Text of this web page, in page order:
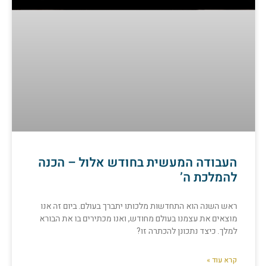
העבודה המעשית בחודש אלול – הכנה
להמלכת ה’
ראש השנה הוא התחדשות מלכותו יתברך בעולם. ביום זה אנו
מוצאים את עצמנו בעולם מחודש, ואנו מכתירים בו את הבורא
למלך. כיצד נתכונן להכתרה זו?
קרא עוד »